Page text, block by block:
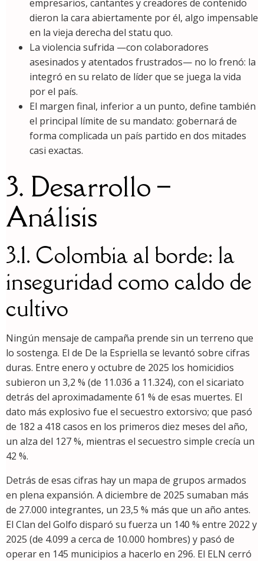
empresarios, cantantes y creadores de contenido
dieron la cara abiertamente por él, algo impensable
en la vieja derecha del statu quo.
La violencia sufrida —con colaboradores
asesinados y atentados frustrados— no lo frenó: la
integró en su relato de líder que se juega la vida
por el país.
El margen final, inferior a un punto, define también
el principal límite de su mandato: gobernará de
forma complicada un país partido en dos mitades
casi exactas.
3. Desarrollo –
Análisis
3.1. Colombia al borde: la
inseguridad como caldo de
cultivo
Ningún mensaje de campaña prende sin un terreno que
lo sostenga. El de De la Espriella se levantó sobre cifras
duras. Entre enero y octubre de 2025 los homicidios
subieron un 3,2 % (de 11.036 a 11.324), con el sicariato
detrás del aproximadamente 61 % de esas muertes. El
dato más explosivo fue el secuestro extorsivo; que pasó
de 182 a 418 casos en los primeros diez meses del año,
un alza del 127 %, mientras el secuestro simple crecía un
42 %.
Detrás de esas cifras hay un mapa de grupos armados
en plena expansión. A diciembre de 2025 sumaban más
de 27.000 integrantes, un 23,5 % más que un año antes.
El Clan del Golfo disparó su fuerza un 140 % entre 2022 y
2025 (de 4.099 a cerca de 10.000 hombres) y pasó de
operar en 145 municipios a hacerlo en 296. El ELN cerró